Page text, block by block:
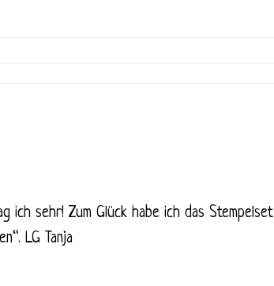
ich sehr! Zum Glück habe ich das Stempelset
LG Tanja